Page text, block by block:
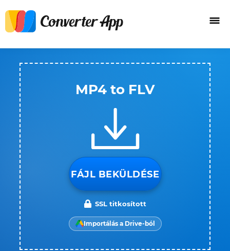
MP4 to FLV
FÁJL BEKÜLDÉSE
SSL titkosított
Importálás a Drive-ból